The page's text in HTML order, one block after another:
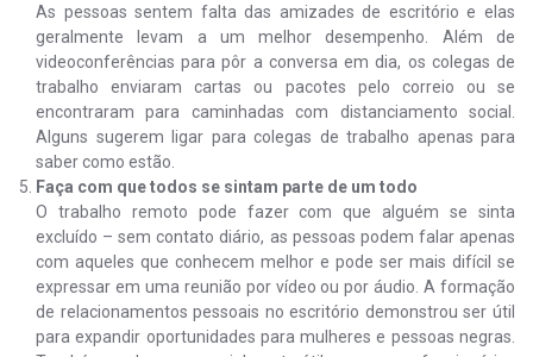
As pessoas sentem falta das amizades de escritório e elas
geralmente levam a um melhor desempenho. Além de
videoconferências para pôr a conversa em dia, os colegas de
trabalho enviaram cartas ou pacotes pelo correio ou se
encontraram para caminhadas com distanciamento social.
Alguns sugerem ligar para colegas de trabalho apenas para
saber como estão.
Faça com que todos se sintam parte de um todo
O trabalho remoto pode fazer com que alguém se sinta
excluído – sem contato diário, as pessoas podem falar apenas
com aqueles que conhecem melhor e pode ser mais difícil se
expressar em uma reunião por vídeo ou por áudio. A formação
de relacionamentos pessoais no escritório demonstrou ser útil
para expandir oportunidades para mulheres e pessoas negras.